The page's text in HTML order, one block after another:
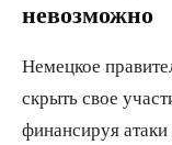
невозможно
Немецкое
скрыть свое
финансируя